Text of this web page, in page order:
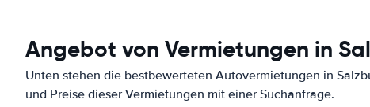
Angebot von Vermietungen in
Unten stehen die bestbewerteten Autovermietungen in
und Preise dieser Vermietungen mit einer Suchanfrage.